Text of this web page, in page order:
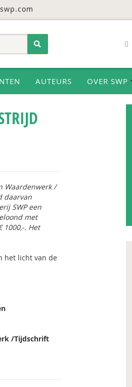
AUTEURS OVER SWP
Waardenwerk /
daarvan
SWP een
met
. Het
het licht van de
/Tijdschrift